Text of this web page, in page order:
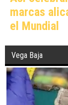
marcas
el Mundial
Vega Baja